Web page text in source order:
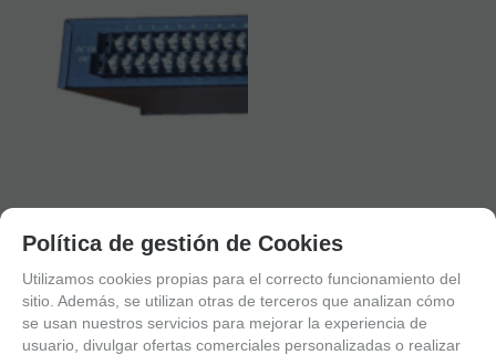
Política de gestión de Cookies
Utilizamos cookies propias para el correcto funcionamiento del
sitio. Además, se utilizan otras de terceros que analizan cómo
se usan nuestros servicios para mejorar la experiencia de
usuario, divulgar ofertas comerciales personalizadas o realizar